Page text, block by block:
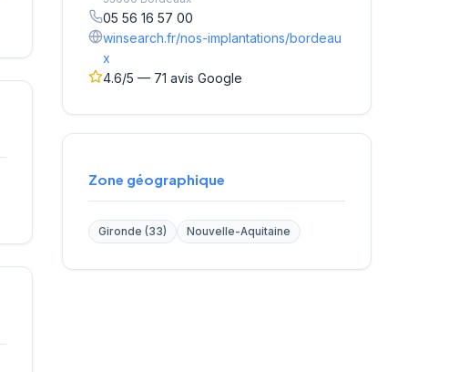
05 56 16 57 00
winsearch.fr/nos-implantations/bordeau
x
4.6/5 — 71 avis Google
Zone géographique
Gironde (33) Nouvelle-Aquitaine